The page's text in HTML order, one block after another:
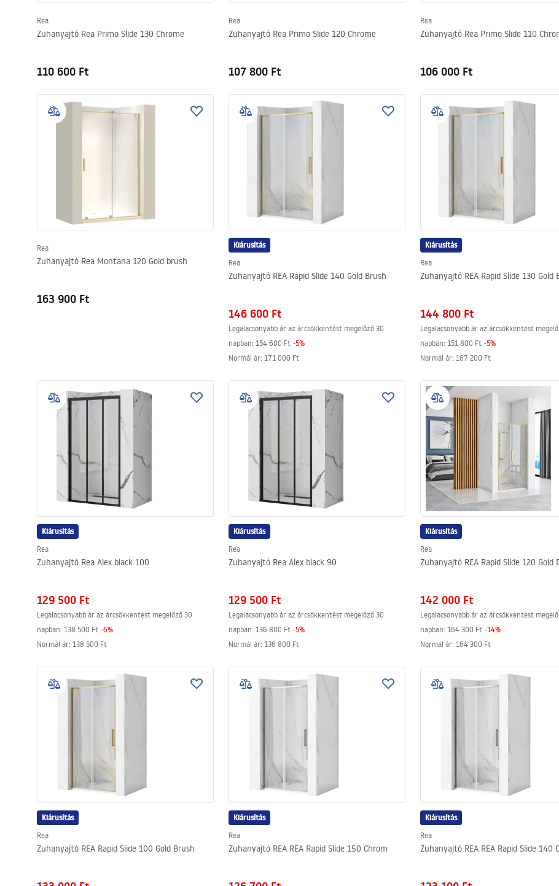
Rea
Zuhanyajtó Rea Primo Slide 130 Chrome
110 600 Ft
Rea
Zuhanyajtó Rea Primo Slide 120 Chrome
107 800 Ft
Rea
Zuhanyajtó Rea Primo Slide 110
106 000 Ft
Rea
Zuhanyajtó Rea Montana 120 Gold brush
163 900 Ft
Kiárusítás
Rea
Zuhanyajtó REA Rapid Slide 140 Gold Brush
146 600 Ft
Legalacsonyabb ár az árcsökkentést megelőző 30
napban: 154 600 Ft -5%
Normál ár: 171 000 Ft
Kiárusítás
Rea
Zuhanyajtó REA Rapid Slide 130 Gold
144 800 Ft
Legalacsonyabb ár az árcsökkentést
napban: 151 800 Ft -5%
Normál ár: 167 200 Ft
Kiárusítás
Rea
Zuhanyajtó Rea Alex black 100
129 500 Ft
Legalacsonyabb ár az árcsökkentést megelőző 30
napban: 138 500 Ft -6%
Normál ár: 138 500 Ft
Kiárusítás
Rea
Zuhanyajtó Rea Alex black 90
129 500 Ft
Legalacsonyabb ár az árcsökkentést megelőző 30
napban: 136 800 Ft -5%
Normál ár: 136 800 Ft
Kiárusítás
Rea
Zuhanyajtó REA Rapid Slide 120 Gold
142 000 Ft
Legalacsonyabb ár az árcsökkentést
napban: 164 300 Ft -14%
Normál ár: 164 300 Ft
Kiárusítás
Rea
Zuhanyajtó REA Rapid Slide 100 Gold Brush
Kiárusítás
Rea
Zuhanyajtó REA REA Rapid Slide 150 Chrom
Kiárusítás
Rea
Zuhanyajtó REA REA Rapid Slide 140